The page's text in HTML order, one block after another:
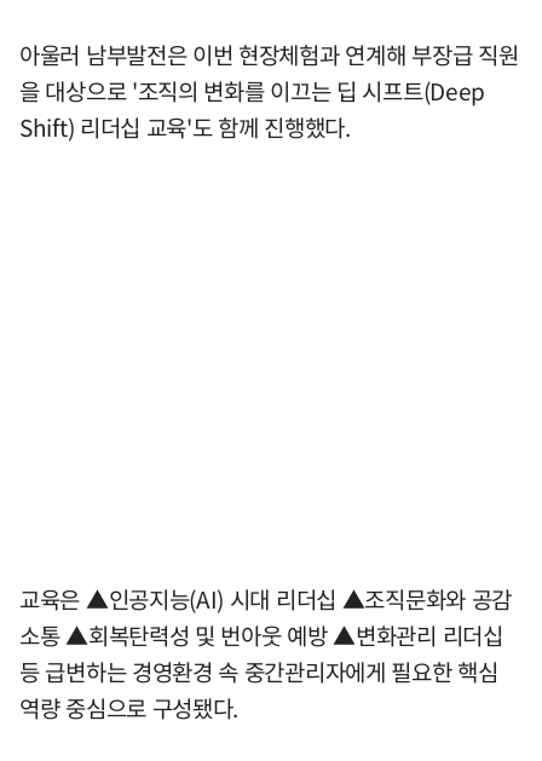
아울러 남부발전은 이번 현장체험과 연계해 부장급 직원
을 대상으로 '조직의 변화를 이끄는 딥 시프트(Deep
Shift) 리더십 교육'도 함께 진행했다.
교육은 ▲인공지능(AI) 시대 리더십 ▲조직문화와 공감
소통 ▲회복탄력성 및 번아웃 예방 ▲변화관리 리더십
등 급변하는 경영환경 속 중간관리자에게 필요한 핵심
역량 중심으로 구성됐다.